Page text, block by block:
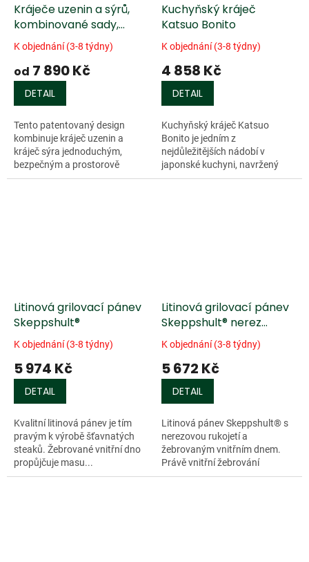
Kráječe uzenin a sýrů,
kombinované sady,
včetně servírovacích
podnosů
K objednání (3-8 týdny)
od 7 890 Kč
DETAIL
Tento patentovaný design
kombinuje kráječ uzenin a
kráječ sýra jednoduchým,
bezpečným a prostorově
úsporným způsobem. S...
Kuchyňský kráječ
Katsuo Bonito
K objednání (3-8 týdny)
4 858 Kč
DETAIL
Kuchyňský kráječ Katsuo
Bonito je jedním z
nejdůležitějších nádobí v
japonské kuchyni, navržený
tak, aby...
Litinová grilovací pánev
Skeppshult®
K objednání (3-8 týdny)
5 974 Kč
DETAIL
Kvalitní litinová pánev je tím
pravým k výrobě šťavnatých
steaků. Žebrované vnitřní dno
propůjčuje masu...
Litinová grilovací pánev
Skeppshult® nerez
rukojeť
K objednání (3-8 týdny)
5 672 Kč
DETAIL
Litinová pánev Skeppshult® s
nerezovou rukojetí a
žebrovaným vnitřním dnem.
Právě vnitřní žebrování
propůjčuje...